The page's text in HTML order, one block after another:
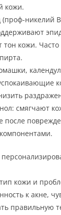
кожи.
никелий
кожи. Часто
смягчают
после
кожи и
к акне,
правильную